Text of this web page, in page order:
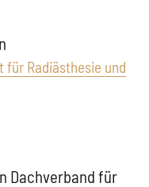
für Radiästhesie und
Dachverband für